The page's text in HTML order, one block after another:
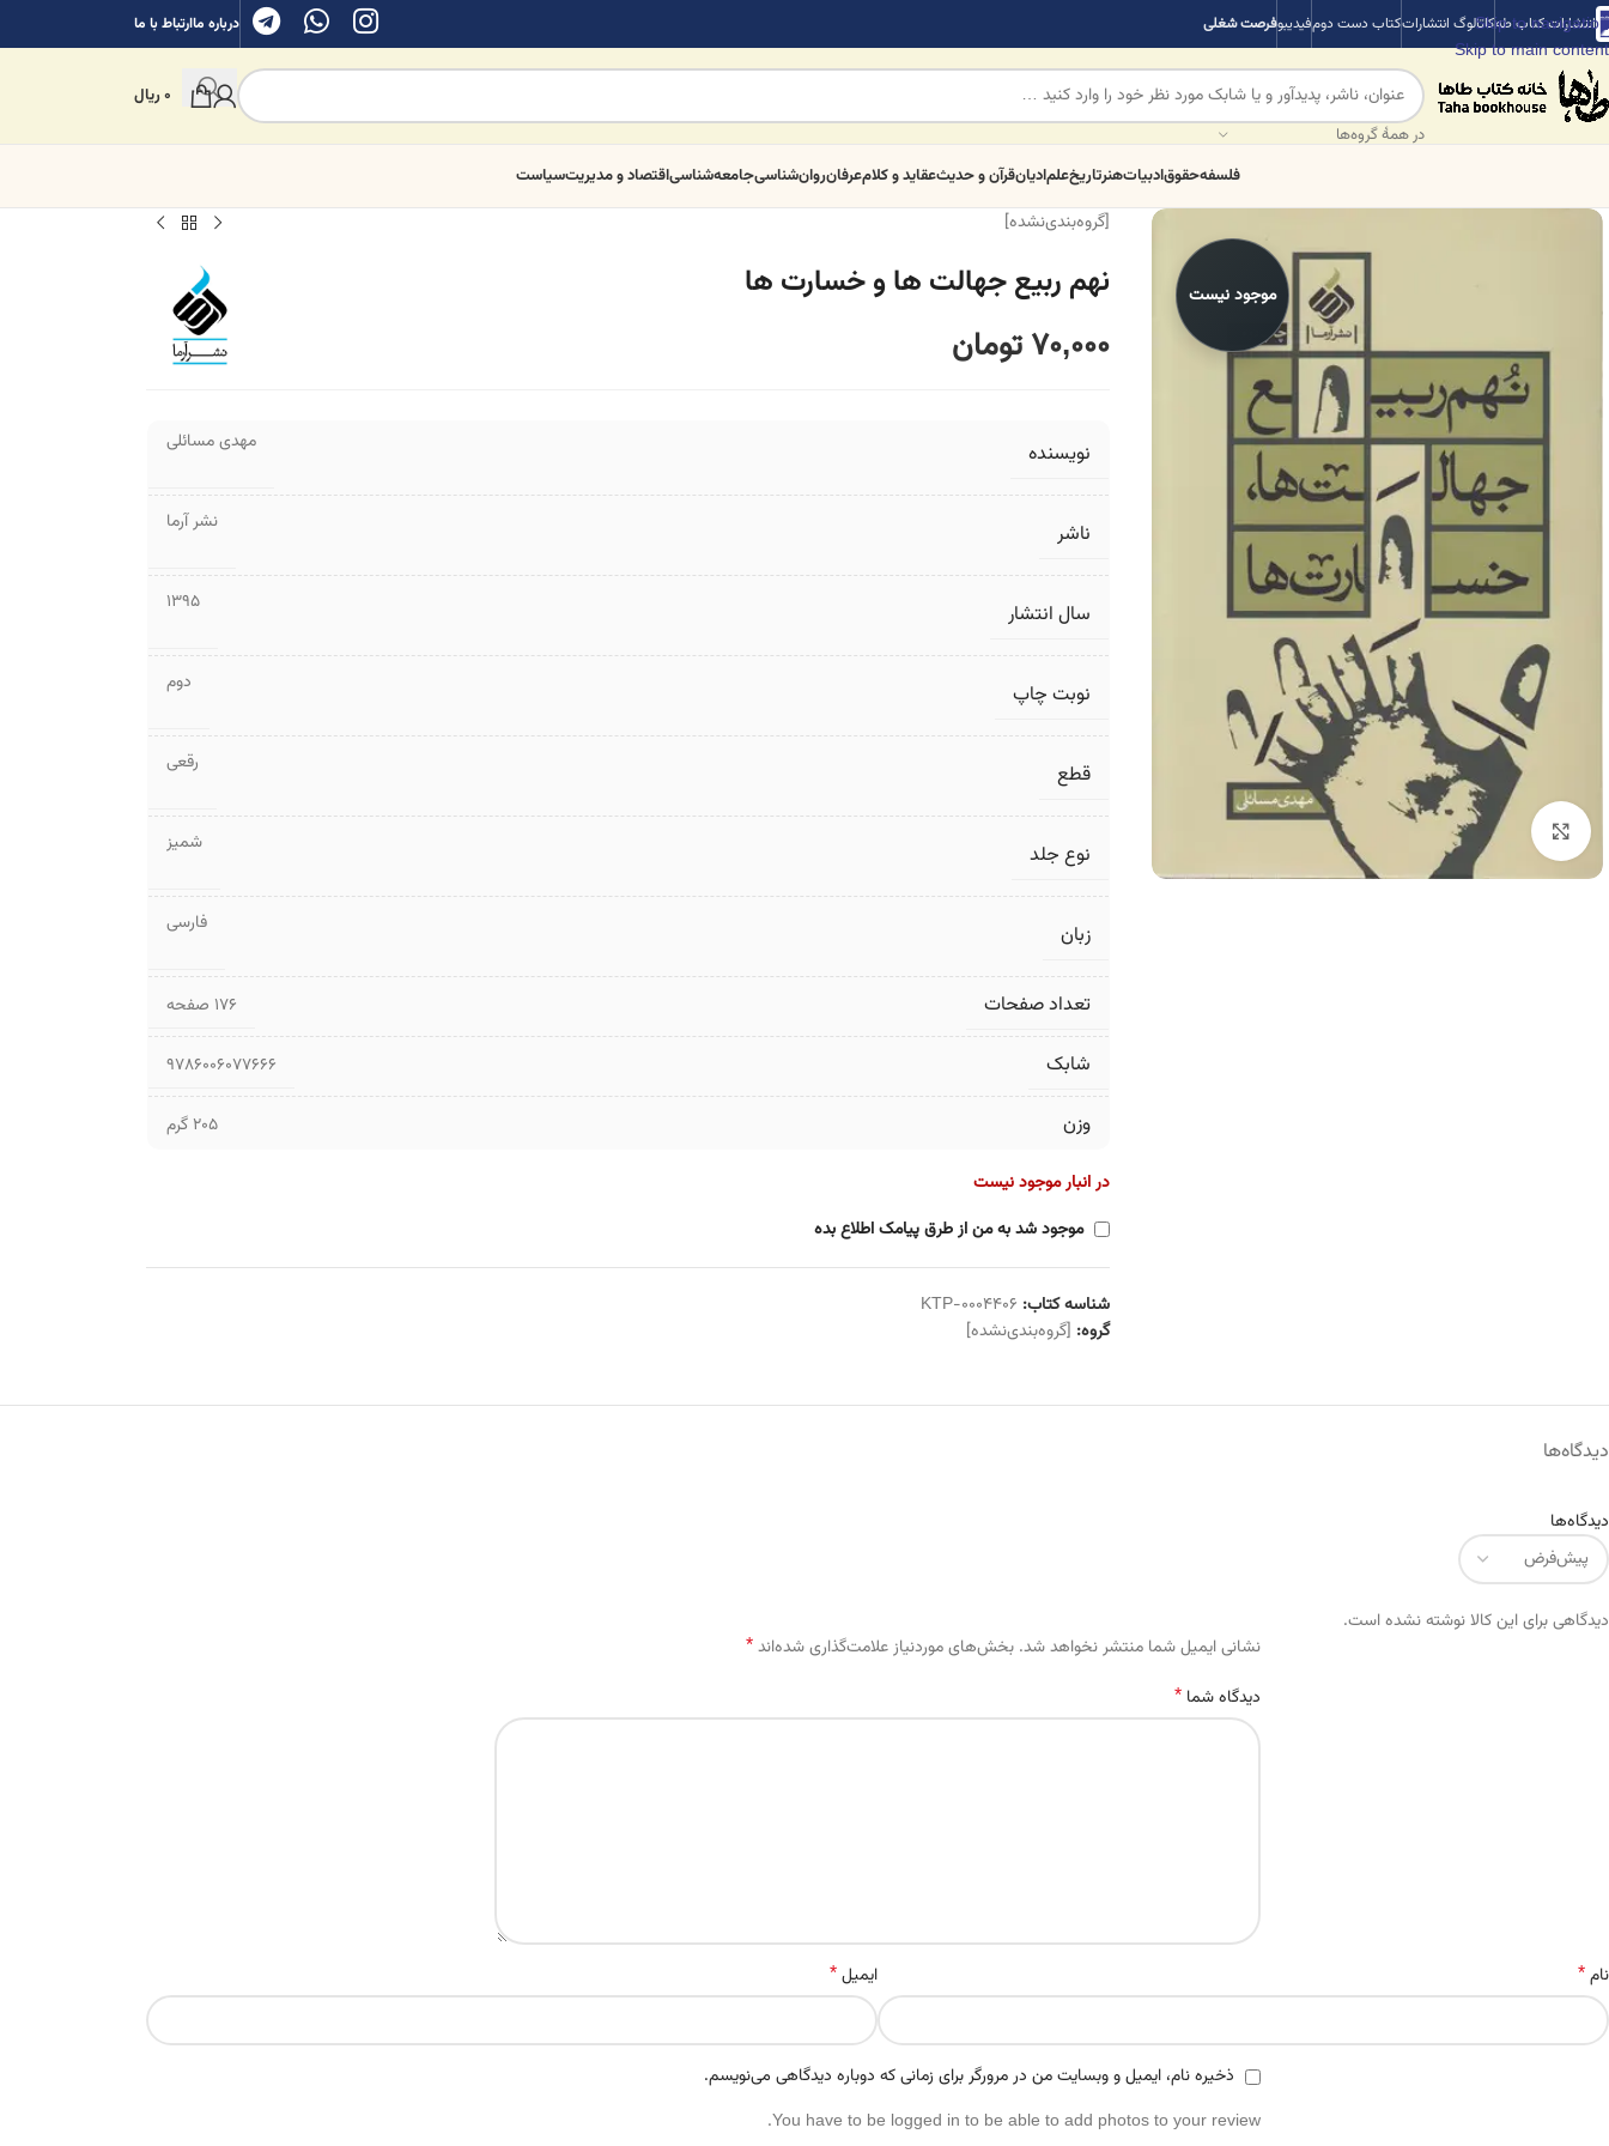
Skip to navigation
Skip to main content
انتشارات کتاب طهکاتالوگ انتشاراتکتاب دست دومفیدیبوفرصت شغلی درباره ماارتباط با ما
در همهٔ گروه‌ها
0ریال
فلسفهحقوقادبیاتهنرتاریخعلمادیانقرآن و حدیثعقاید و کلامعرفانروان‌شناسیجامعه‌شناسیاقتصاد و مدیریتسیاست
موجود نیست
برای بزرگنمایی کلیک کنید
[گروه‌بندی‌نشده]
نهم ربیع جهالت ها و خسارت ها
70,000 تومان
نویسنده مهدی مسائلی
ناشر نشر آرما
سال انتشار 1395
نوبت چاپ دوم
قطع رقعی
نوع جلد شمیز
زبان فارسی
تعداد صفحات ۱۷۶ صفحه
شابک 9786006077666
وزن 205 گرم
در انبار موجود نیست
موجود شد به من از طرق پیامک اطلاع بده
شناسه کتاب: KTP-0004406
گروه: [گروه‌بندی‌نشده]
دیدگاه‌ها
دیدگاه‌ها
دیدگاهی برای این کالا نوشته نشده است.
نشانی ایمیل شما منتشر نخواهد شد. بخش‌های موردنیاز علامت‌گذاری شده‌اند*
دیدگاه شما *
نام* ایمیل*
ذخیره نام، ایمیل و وبسایت من در مرورگر برای زمانی که دوباره دیدگاهی می‌نویسم.
You have to be logged in to be able to add photos to your review.